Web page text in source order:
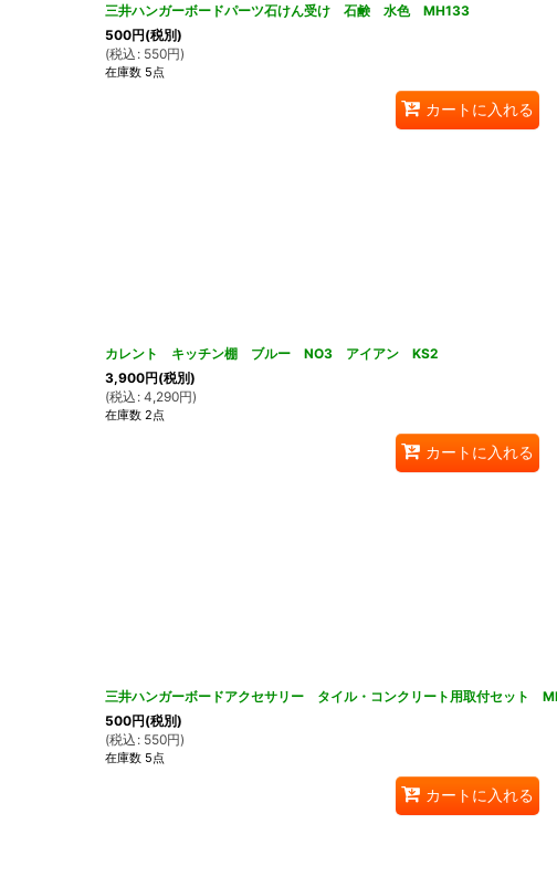
三井ハンガーボードパーツ石けん受け 石鹸 水色 MH133
500円(税別)
(税込 : 550円)
在庫数 5点
カートに入れる
カレント キッチン棚 ブルー NO3 アイアン KS2
3,900円(税別)
(税込 : 4,290円)
在庫数 2点
カートに入れる
三井ハンガーボードアクセサリー タイル・コンクリート用取付セット
500円(税別)
(税込 : 550円)
在庫数 5点
カートに入れる